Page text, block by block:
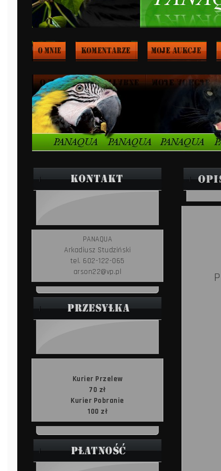
PANAQUA
Arkadiusz Studziński
tel. 602-122-065
arson22@vp.pl
Kurier Przelew
70 zł
Kurier Pobranie
100 zł